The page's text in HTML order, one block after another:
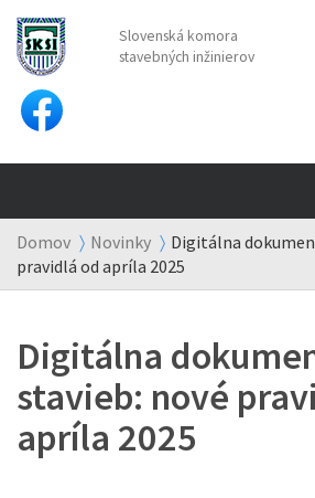
Slovenská komora
stavebných inžinierov
Domov Novinky
Digitálna
pravidlá od apríla 2025
Digitálna
stavieb: nové
apríla 2025